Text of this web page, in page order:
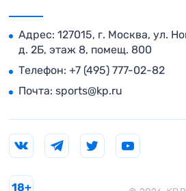
Адрес: 127015, г. Москва, ул.
д. 2Б, этаж 8, помещ. 800
Телефон: +7 (495) 777-02-82
Почта: sports@kp.ru
18+